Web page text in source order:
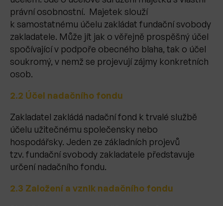
právní osobnostní. Majetek slouží
k samostatnému účelu zakládat fundační svobody
zakladatele. Může jít jak o věřejně prospěšný účel
spočívající v podpoře obecného blaha, tak o účel
soukromý, v nemž se projevují zájmy konkretních
osob.
2.2 Účel nadačního fondu
Zakladatel zakládá nadační fond k trvalé službě
účelu užitečnému společensky nebo
hospodářsky. Jeden ze základních projevů
tzv. fundační svobody zakladatele představuje
určení nadačního fondu.
2.3 Založení a vznik nadačního fondu